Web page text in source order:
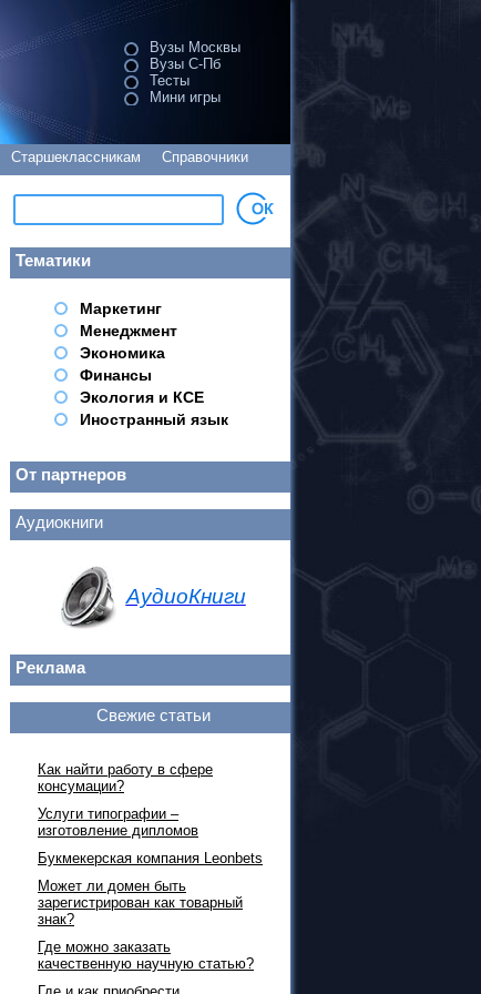
Вузы Москвы
Вузы С-Пб
Тесты
Мини игры
Старшеклассникам Справочники
Тематики
Маркетинг
Менеджмент
Экономика
Финансы
Экология и КСЕ
Иностранный язык
От партнеров
Аудиокниги
АудиоКниги
Реклама
Свежие статьи
Как найти работу в сфере
консумации?
Услуги типографии –
изготовление дипломов
Букмекерская компания Leonbets
Может ли домен быть
зарегистрирован как товарный
знак?
Где можно заказать
качественную научную статью?